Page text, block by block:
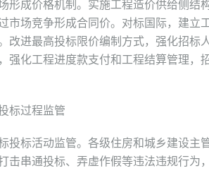
成价格机制。实施工程造价供给侧结
市场竞争形成合同价。对标国际，建
改进最高投标限价编制方式，强化招
强化工程进度款支付和工程结算管理
过程监管
标活动监管。各级住房和城乡建设主
击串通投标、弄虚作假等违法违规行